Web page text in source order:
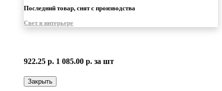
Последний товар, снят с производства
Свет в интерьере
922.25 р. 1 085.00 р. за шт
Закрыть